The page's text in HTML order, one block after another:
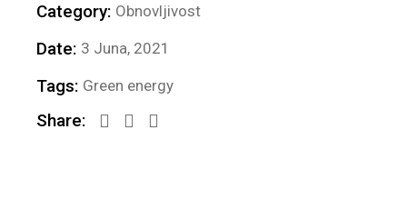
Category: Obnovljivost
Date: 3 Juna, 2021
Tags: Green energy
Share: